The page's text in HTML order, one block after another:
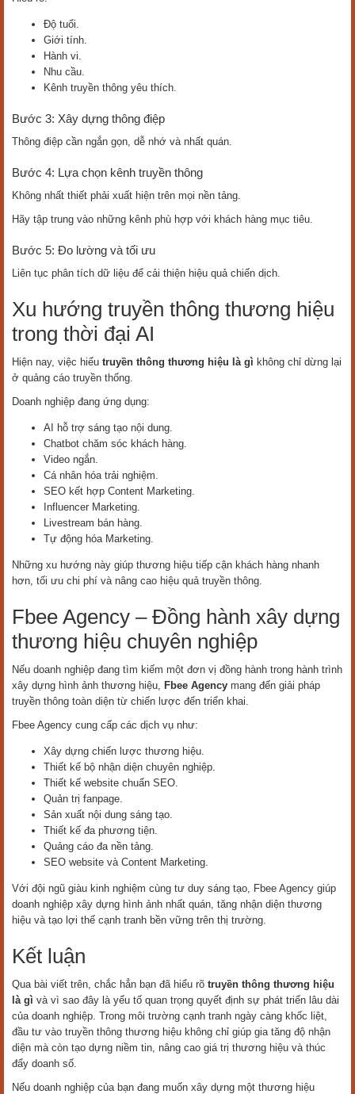
Độ tuổi.
Giới tính.
Hành vi.
Nhu cầu.
Kênh truyền thông yêu thích.
Bước 3: Xây dựng thông điệp
Thông điệp cần ngắn gọn, dễ nhớ và nhất quán.
Bước 4: Lựa chọn kênh truyền thông
Không nhất thiết phải xuất hiện trên mọi nền tảng.
Hãy tập trung vào những kênh phù hợp với khách hàng mục tiêu.
Bước 5: Đo lường và tối ưu
Liên tục phân tích dữ liệu để cải thiện hiệu quả chiến dịch.
Xu hướng truyền thông thương hiệu
trong thời đại AI
Hiện nay, việc hiểu truyền thông thương hiệu là gì không chỉ dừng lại
ở quảng cáo truyền thống.
Doanh nghiệp đang ứng dụng:
AI hỗ trợ sáng tạo nội dung.
Chatbot chăm sóc khách hàng.
Video ngắn.
Cá nhân hóa trải nghiệm.
SEO kết hợp Content Marketing.
Influencer Marketing.
Livestream bán hàng.
Tự động hóa Marketing.
Những xu hướng này giúp thương hiệu tiếp cận khách hàng nhanh
hơn, tối ưu chi phí và nâng cao hiệu quả truyền thông.
Fbee Agency – Đồng hành xây dựng
thương hiệu chuyên nghiệp
Nếu doanh nghiệp đang tìm kiếm một đơn vị đồng hành trong hành trình
xây dựng hình ảnh thương hiệu, Fbee Agency mang đến giải pháp
truyền thông toàn diện từ chiến lược đến triển khai.
Fbee Agency cung cấp các dịch vụ như:
Xây dựng chiến lược thương hiệu.
Thiết kế bộ nhận diện chuyên nghiệp.
Thiết kế website chuẩn SEO.
Quản trị fanpage.
Sản xuất nội dung sáng tạo.
Thiết kế đa phương tiện.
Quảng cáo đa nền tảng.
SEO website và Content Marketing.
Với đội ngũ giàu kinh nghiệm cùng tư duy sáng tạo, Fbee Agency giúp
doanh nghiệp xây dựng hình ảnh nhất quán, tăng nhận diện thương
hiệu và tạo lợi thế cạnh tranh bền vững trên thị trường.
Kết luận
Qua bài viết trên, chắc hẳn bạn đã hiểu rõ truyền thông thương hiệu
là gì và vì sao đây là yếu tố quan trọng quyết định sự phát triển lâu dài
của doanh nghiệp. Trong môi trường cạnh tranh ngày càng khốc liệt,
đầu tư vào truyền thông thương hiệu không chỉ giúp gia tăng độ nhận
diện mà còn tạo dựng niềm tin, nâng cao giá trị thương hiệu và thúc
đẩy doanh số.
Nếu doanh nghiệp của bạn đang muốn xây dựng một thương hiệu